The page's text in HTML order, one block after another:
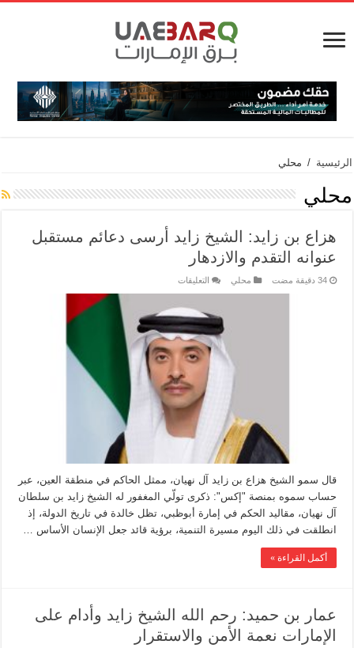
الرئيسية / محلي
محلي
هزاع بن زايد: الشيخ زايد أرسى دعائم مستقبل
عنوانه التقدم والازدهار
‏34 دقيقة مضت محلي التعليقات
قال سمو الشيخ هزاع بن زايد آل نهيان، ممثل الحاكم في منطقة العين، عبر
حساب سموه بمنصة "إكس": ذكرى تولّي المغفور له الشيخ زايد بن سلطان
آل نهيان، مقاليد الحكم في إمارة أبوظبي، تظل خالدة في تاريخ الدولة، إذ
انطلقت في ذلك اليوم مسيرة التنمية، برؤية قائد جعل الإنسان الأساس …
أكمل القراءة »
عمار بن حميد: رحم الله الشيخ زايد وأدام على
الإمارات نعمة الأمن والاستقرار